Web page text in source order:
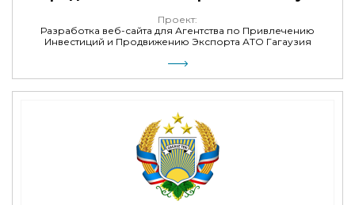
Проект:
Разработка веб-сайта для Агентства по Привлечению
Инвестиций и Продвижению Экспорта АТО Гагаузия